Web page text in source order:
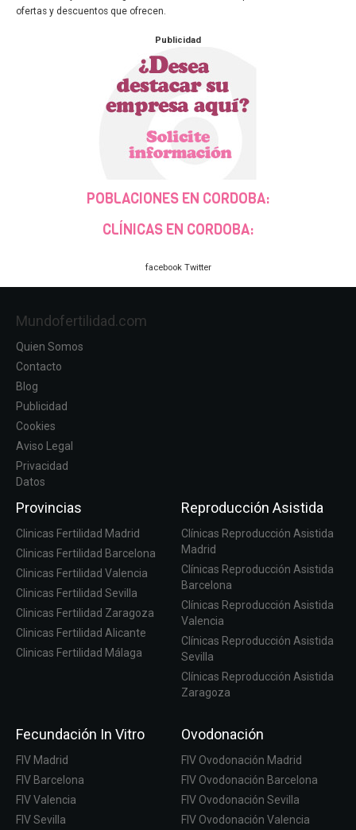
ofertas y descuentos que ofrecen.
Publicidad
POBLACIONES EN CORDOBA:
CLÍNICAS EN CORDOBA:
facebook Twitter
Mundofertilidad.com
Quien Somos
Contacto
Blog
Publicidad
Cookies
Aviso Legal
Privacidad
Datos
Provincias
Clinicas Fertilidad Madrid
Clinicas Fertilidad Barcelona
Clinicas Fertilidad Valencia
Clinicas Fertilidad Sevilla
Clinicas Fertilidad Zaragoza
Clinicas Fertilidad Alicante
Clinicas Fertilidad Málaga
Reproducción Asistida
Clínicas Reproducción Asistida
Madrid
Clínicas Reproducción Asistida
Barcelona
Clínicas Reproducción Asistida
Valencia
Clínicas Reproducción Asistida
Sevilla
Clínicas Reproducción Asistida
Zaragoza
Fecundación In Vitro
FIV Madrid
FIV Barcelona
FIV Valencia
FIV Sevilla
Ovodonación
FIV Ovodonación Madrid
FIV Ovodonación Barcelona
FIV Ovodonación Sevilla
FIV Ovodonación Valencia